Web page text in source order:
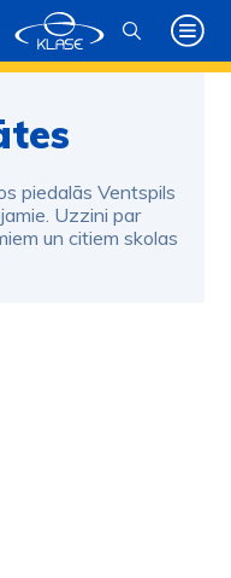
piedalās Ventspils
Uzzini par
un citiem skolas